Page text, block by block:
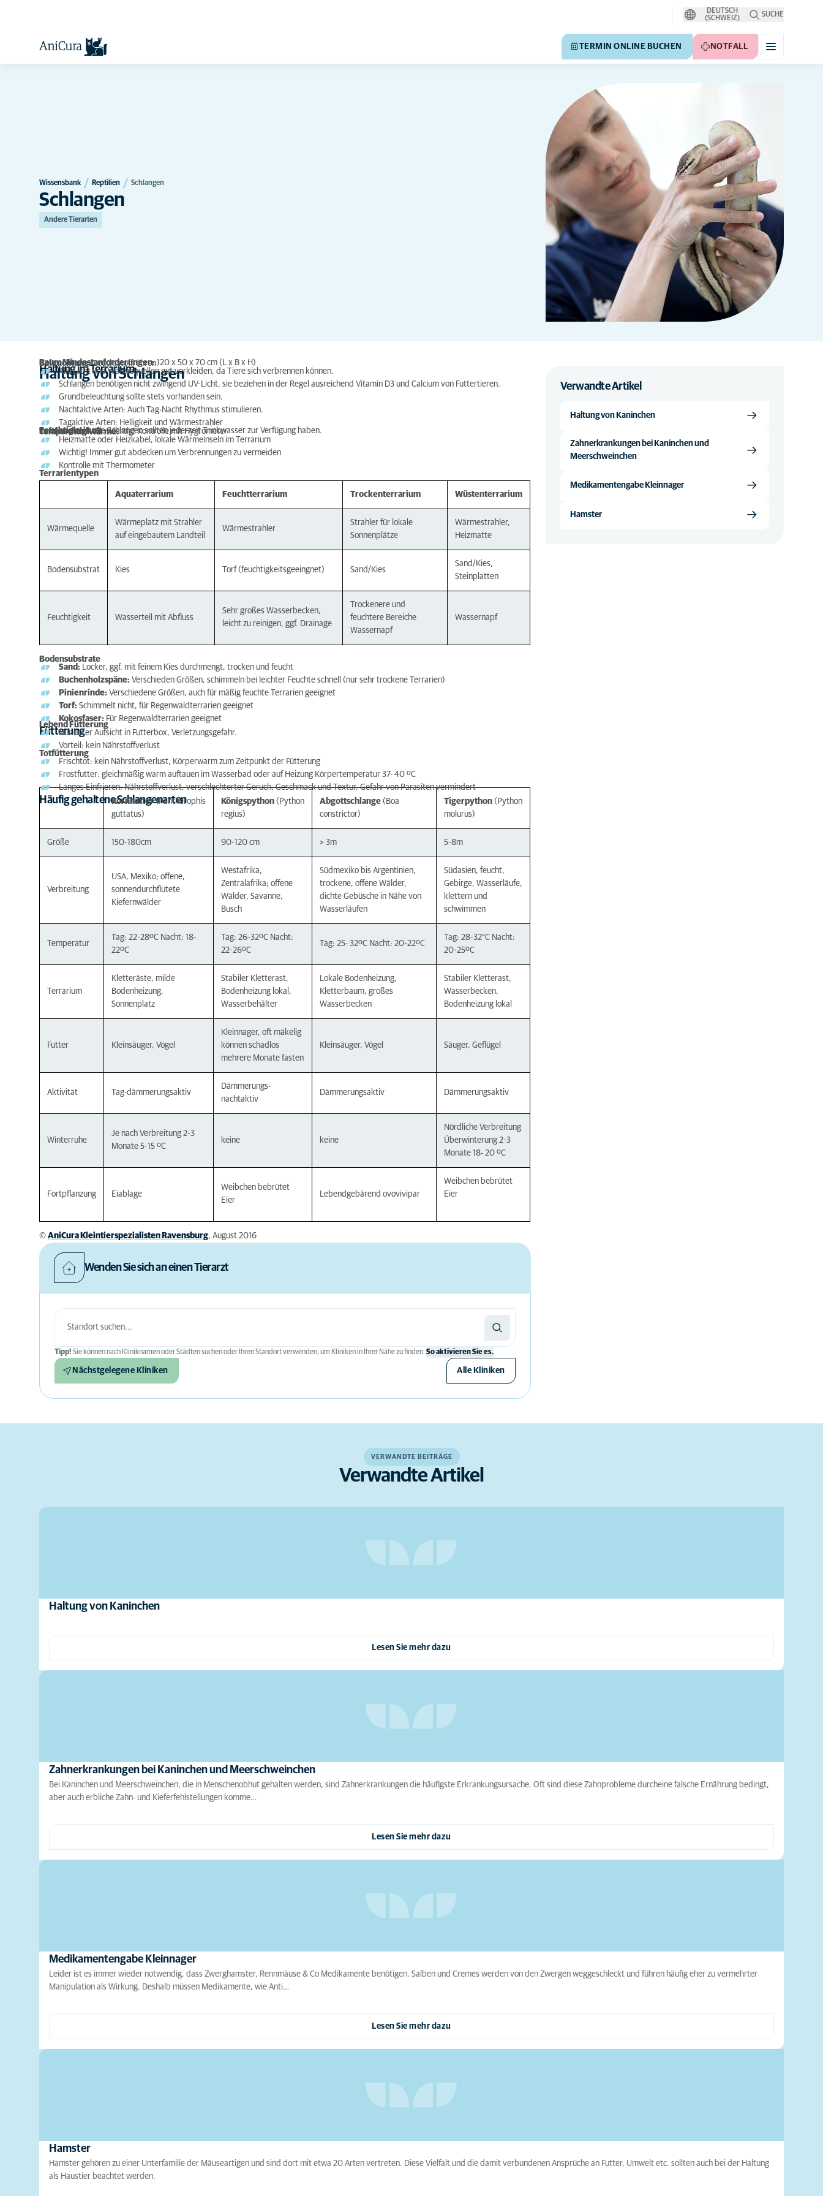
DEUTSCH
(SCHWEIZ)
SUCHE
TERMIN ONLINE BUCHEN NOTFALL
Wissensbank Reptilien Schlangen
Schlangen
Andere Tierarten
Haltung von Schlangen
Haltung im Terrarium
Raum Mindestanforderungen:120 x 50 x 70 cm (L x B x H)
Beleuchtung:Leuchtstoffröhren.
Alle Licht und Wärmequellen gut verkleiden, da Tiere sich verbrennen können.
Schlangen benötigen nicht zwingend UV-Licht, sie beziehen in der Regel ausreichend Vitamin D3 und Calcium von Futtertieren.
Grundbeleuchtung sollte stets vorhanden sein.
Nachtaktive Arten: Auch Tag-Nacht Rhythmus stimulieren.
Tagaktive Arten: Helligkeit und Wärmestrahler
Feuchtigkeit:alle Schlangen sollten jederzeit Trinkwasser zur Verfügung haben.
Luftfeuchtigkeit: Wichtig! Kontrolle mit Hygrometer
Temperatur/Wärme:
Heizmatte oder Heizkabel, lokale Wärmeinseln im Terrarium
Wichtig! Immer gut abdecken um Verbrennungen zu vermeiden
Kontrolle mit Thermometer
Terrarientypen
Aquaterrarium Feuchtterrarium Trockenterrarium Wüstenterrarium
Wärmequelle
Wärmeplatz mit Strahler
auf eingebautem Landteil
Wärmestrahler
Strahler für lokale
Sonnenplätze
Wärmestrahler,
Heizmatte
Bodensubstrat Kies Torf (feuchtigkeitsgeeingnet) Sand/Kies
Sand/Kies,
Steinplatten
Feuchtigkeit Wasserteil mit Abfluss
Sehr großes Wasserbecken,
leicht zu reinigen, ggf. Drainage
Trockenere und
feuchtere Bereiche
Wassernapf
Wassernapf
Bodensubstrate
Sand: Locker, ggf. mit feinem Kies durchmengt, trocken und feucht
Buchenholzspäne: Verschieden Größen, schimmeln bei leichter Feuchte schnell (nur sehr trockene Terrarien)
Pinienrinde: Verschiedene Größen, auch für mäßig feuchte Terrarien geeignet
Torf: Schimmelt nicht, für Regenwaldterrarien geeignet
Kokosfaser: Für Regenwaldterrarien geeignet
Fütterung
Lebend Fütterung
Nur unter Aufsicht in Futterbox, Verletzungsgefahr.
Vorteil: kein Nährstoffverlust
Totfütterung
Frischtot: kein Nährstoffverlust, Körperwarm zum Zeitpunkt der Fütterung
Frostfutter: gleichmäßig warm auftauen im Wasserbad oder auf Heizung Körpertemperatur 37- 40 ºC
Langes Einfrieren: Nährstoffverlust, verschlechterter Geruch, Geschmack und Textur, Gefahr von Parasiten vermindert
Häufig gehaltene Schlangenarten
Kornnatter(Pantherophis
guttatus)
Königspython (Python
regius)
Abgottschlange (Boa
constrictor)
Tigerpython (Python
molurus)
Größe 150-180cm 90-120 cm > 3m 5-8m
Verbreitung
USA, Mexiko; offene,
sonnendurchflutete
Kiefernwälder
Westafrika,
Zentralafrika; offene
Wälder, Savanne,
Busch
Südmexiko bis Argentinien,
trockene, offene Wälder,
dichte Gebüsche in Nähe von
Wasserläufen
Südasien, feucht,
Gebirge, Wasserläufe,
klettern und
schwimmen
Temperatur
Tag: 22-28ºC Nacht: 18-
22ºC
Tag: 26-32ºC Nacht:
22-26ºC
Tag: 25- 32ºC Nacht: 20-22ºC
Tag: 28-32°C Nacht:
20-25ºC
Terrarium
Kletteräste, milde
Bodenheizung,
Sonnenplatz
Stabiler Kletterast,
Bodenheizung lokal,
Wasserbehälter
Lokale Bodenheizung,
Kletterbaum, großes
Wasserbecken
Stabiler Kletterast,
Wasserbecken,
Bodenheizung lokal
Futter Kleinsäuger, Vögel
Kleinnager, oft mäkelig
können schadlos
mehrere Monate fasten
Kleinsäuger, Vögel Säuger, Geflügel
Aktivität Tag-dämmerungsaktiv
Dämmerungs-
nachtaktiv
Dämmerungsaktiv Dämmerungsaktiv
Winterruhe
Je nach Verbreitung 2-3
Monate 5-15 ºC
keine keine
Nördliche Verbreitung
Überwinterung 2-3
Monate 18- 20 ºC
Fortpflanzung Eiablage
Weibchen bebrütet
Eier
Lebendgebärend ovovivipar
Weibchen bebrütet
Eier
© AniCura Kleintierspezialisten Ravensburg, August 2016
Wenden Sie sich an einen Tierarzt
Tipp! Sie können nach Kliniknamen oder Städten suchen oder Ihren Standort verwenden, um Kliniken in Ihrer Nähe zu finden. So aktivieren Sie es.
Nächstgelegene Kliniken Alle Kliniken
Verwandte Artikel
Haltung von Kaninchen
Zahnerkrankungen bei Kaninchen und
Meerschweinchen
Medikamentengabe Kleinnager
Hamster
VERWANDTE BEITRÄGE
Verwandte Artikel
Haltung von Kaninchen
Lesen Sie mehr dazu
Zahnerkrankungen bei Kaninchen und Meerschweinchen
Bei Kaninchen und Meerschweinchen, die in Menschenobhut gehalten werden, sind Zahnerkrankungen die häufigste Erkrankungsursache. Oft sind diese Zahnprobleme durcheine falsche Ernährung bedingt,
aber auch erbliche Zahn- und Kieferfehlstellungen komme…
Lesen Sie mehr dazu
Medikamentengabe Kleinnager
Leider ist es immer wieder notwendig, dass Zwerghamster, Rennmäuse & Co Medikamente benötigen. Salben und Cremes werden von den Zwergen weggeschleckt und führen häufig eher zu vermehrter
Manipulation als Wirkung. Deshalb müssen Medikamente, wie Anti…
Lesen Sie mehr dazu
Hamster
Hamster gehören zu einer Unterfamilie der Mäuseartigen und sind dort mit etwa 20 Arten vertreten. Diese Vielfalt und die damit verbundenen Ansprüche an Futter, Umwelt etc. sollten auch bei der Haltung
als Haustier beachtet werden.